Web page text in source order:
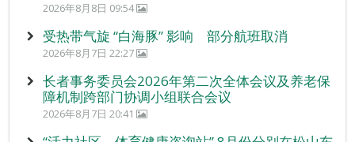
2026年8月8日 09:54
受热带气旋 “白海豚” 影响 部分航班取消
2026年8月7日 22:27
长者事务委员会2026年第二次全体会议及养老保
障机制跨部门协调小组联合会议
2026年8月7日 20:41